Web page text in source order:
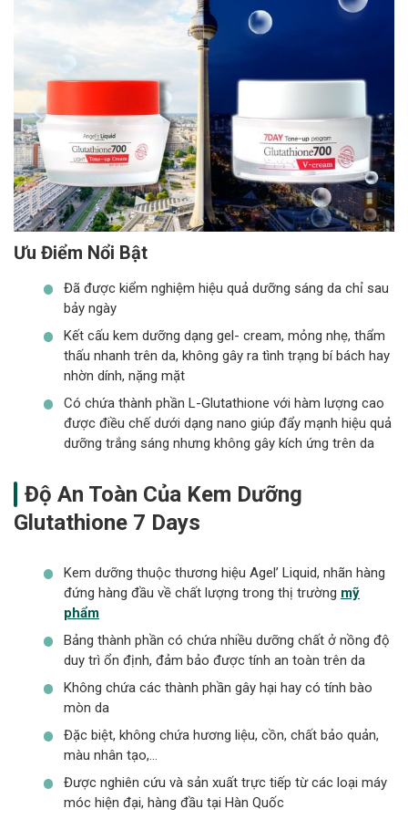
Ưu Điểm Nổi Bật
Đã được kiểm nghiệm hiệu quả dưỡng sáng da chỉ sau
bảy ngày
Kết cấu kem dưỡng dạng gel- cream, mỏng nhẹ, thẩm
thấu nhanh trên da, không gây ra tình trạng bí bách hay
nhờn dính, nặng mặt
Có chứa thành phần L-Glutathione với hàm lượng cao
được điều chế dưới dạng nano giúp đẩy mạnh hiệu quả
dưỡng trắng sáng nhưng không gây kích ứng trên da
Độ An Toàn Của Kem Dưỡng
Glutathione 7 Days
Kem dưỡng thuộc thương hiệu Agel’ Liquid, nhãn hàng
đứng hàng đầu về chất lượng trong thị trường mỹ
phẩm
Bảng thành phần có chứa nhiều dưỡng chất ở nồng độ
duy trì ổn định, đảm bảo được tính an toàn trên da
Không chứa các thành phần gây hại hay có tính bào
mòn da
Đặc biệt, không chứa hương liệu, cồn, chất bảo quản,
màu nhân tạo,…
Được nghiên cứu và sản xuất trực tiếp từ các loại máy
móc hiện đại, hàng đầu tại Hàn Quốc